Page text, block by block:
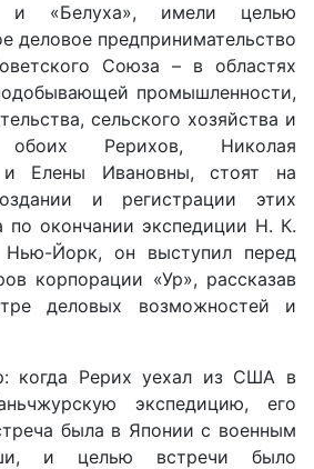
и «Белуха», имели целью
деловое предпринимательство
Союза – в областях
промышленности,
сельского хозяйства и
Рерихов, Николая
и Елены Ивановны, стоят на
и регистрации этих
по окончании экспедиции Н. К.
Йорк, он выступил перед
корпорации «Ур», рассказав
деловых возможностей и
когда Рерих уехал из США в
экспедицию, его
была в Японии с военным
и целью встречи было